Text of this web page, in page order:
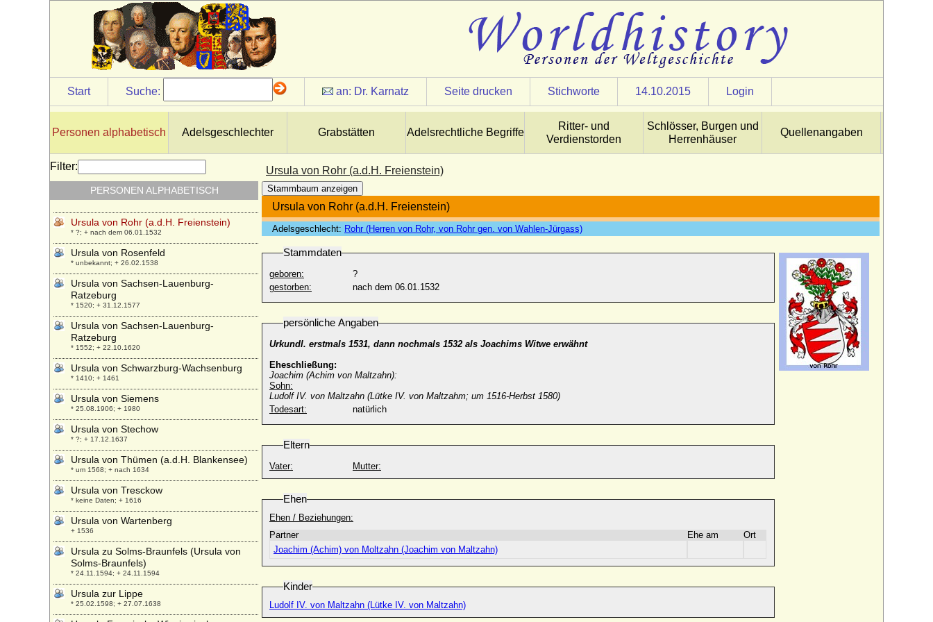
Start Suche: an: Dr. Karnatz Seite drucken Stichworte 14.10.2015 Login
Personen alphabetisch Adelsgeschlechter Grabstätten Adelsrechtliche Begriffe
Ritter- und
Verdienstorden
Schlösser, Burgen und
Herrenhäuser
Quellenangaben
Ursula von Rohr (a.d.H. Freienstein)
Stammbaum anzeigen
Ursula von Rohr (a.d.H. Freienstein)
Adelsgeschlecht: Rohr (Herren von Rohr, von Rohr gen. von Wahlen-Jürgass)
Stammdaten
geboren:
?
gestorben:
nach dem 06.01.1532
persönliche Angaben
Urkundl. erstmals 1531, dann nochmals 1532 als Joachims Witwe erwähnt
Eheschließung:
Joachim (Achim von Maltzahn):
Sohn:
Ludolf IV. von Maltzahn (Lütke IV. von Maltzahm; um 1516-Herbst 1580)
Todesart:
natürlich
Eltern
Vater: Mutter:
Ehen
Ehen / Beziehungen:
Partner
Ehe am
Ort
Joachim (Achim) von Moltzahn (Joachim von Maltzahn)
Kinder
Ludolf IV. von Maltzahn (Lütke IV. von Maltzahn)
Filter:
PERSONEN ALPHABETISCH
Ursula von Daun-Kyrburg und Salm
* um 1515; + 24.07.1601
Ursula von Greysing
+ 1511
Ursula von Harrach
* 1522; + 18.09.1554
Ursula von Klüx und Hennersdorf
Ursula von Pentz
* ?; + nach 20.01.1580
Ursula von Quitzow
* um 1600; + 14.05.1647
Ursula von Razüns
* unbekannt; + 17.02.1477
Ursula von Rohr (a.d.H. Freienstein)
* ?; + nach dem 06.01.1532
Ursula von Rosenfeld
* unbekannt; + 26.02.1538
Ursula von Sachsen-Lauenburg-
Ratzeburg
* 1520; + 31.12.1577
Ursula von Sachsen-Lauenburg-
Ratzeburg
* 1552; + 22.10.1620
Ursula von Schwarzburg-Wachsenburg
* 1410; + 1461
Ursula von Siemens
* 25.08.1906; + 1980
Ursula von Stechow
* ?; + 17.12.1637
Ursula von Thümen (a.d.H. Blankensee)
* um 1568; + nach 1634
Ursula von Tresckow
* keine Daten; + 1616
Ursula von Wartenberg
+ 1536
Ursula zu Solms-Braunfels (Ursula von
Solms-Braunfels)
* 24.11.1594; + 24.11.1594
Ursula zur Lippe
* 25.02.1598; + 27.07.1638